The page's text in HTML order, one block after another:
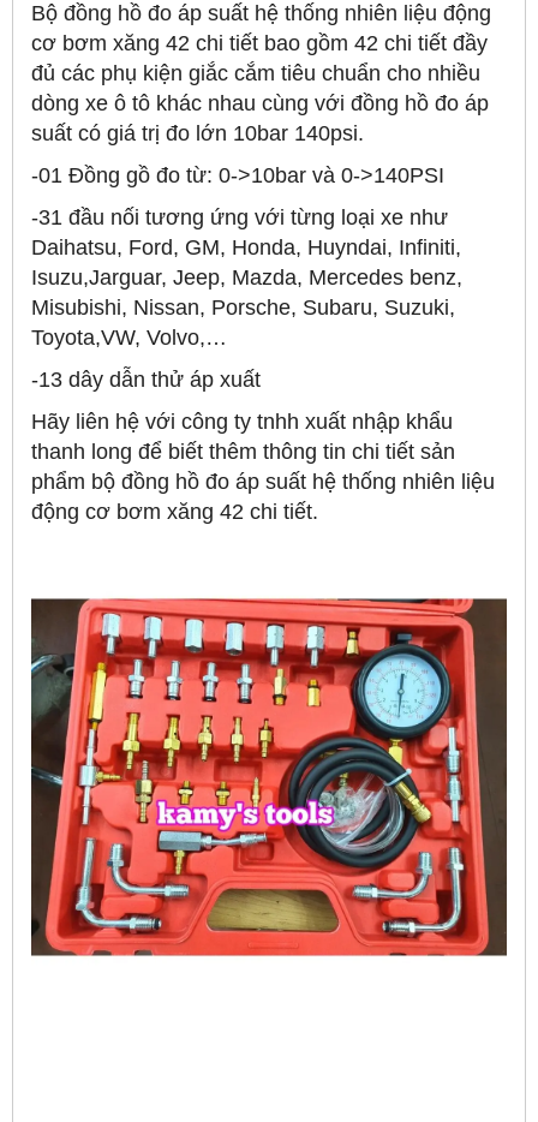
Bộ đồng hồ đo áp suất hệ thống nhiên liệu động
cơ bơm xăng 42 chi tiết bao gồm 42 chi tiết đầy
đủ các phụ kiện giắc cắm tiêu chuẩn cho nhiều
dòng xe ô tô khác nhau cùng với đồng hồ đo áp
suất có giá trị đo lớn 10bar 140psi.
-01 Đồng gồ đo từ: 0->10bar và 0->140PSI
-31 đầu nối tương ứng với từng loại xe như
Daihatsu, Ford, GM, Honda, Huyndai, Infiniti,
Isuzu,Jarguar, Jeep, Mazda, Mercedes benz,
Misubishi, Nissan, Porsche, Subaru, Suzuki,
Toyota,VW, Volvo,…
-13 dây dẫn thử áp xuất
Hãy liên hệ với công ty tnhh xuất nhập khẩu
thanh long để biết thêm thông tin chi tiết sản
phẩm bộ đồng hồ đo áp suất hệ thống nhiên liệu
động cơ bơm xăng 42 chi tiết.